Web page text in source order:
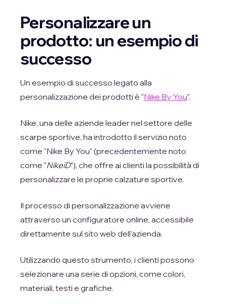
Personalizzare un
prodotto: un esempio di
successo
Un esempio di successo legato alla
personalizzazione dei prodotti è "Nike By You".
Nike, una delle aziende leader nel settore delle
scarpe sportive, ha introdotto il servizio noto
come "Nike By You" (precedentemente noto
come "NikeiD"), che offre ai clienti la possibilità di
personalizzare le proprie calzature sportive.
Il processo di personalizzazione avviene
attraverso un configuratore online, accessibile
direttamente sul sito web dell'azienda.
Utilizzando questo strumento, i clienti possono
selezionare una serie di opzioni, come colori,
materiali, testi e grafiche.